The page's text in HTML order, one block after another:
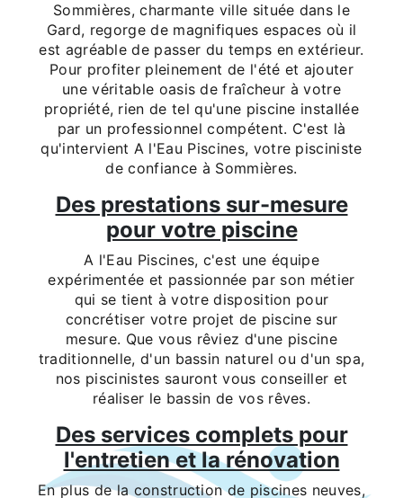
Sommières, charmante ville située dans le
Gard, regorge de magnifiques espaces où il
est agréable de passer du temps en extérieur.
Pour profiter pleinement de l'été et ajouter
une véritable oasis de fraîcheur à votre
propriété, rien de tel qu'une piscine installée
par un professionnel compétent. C'est là
qu'intervient A l'Eau Piscines, votre pisciniste
de confiance à Sommières.
Des prestations sur-mesure
pour votre piscine
A l'Eau Piscines, c'est une équipe
expérimentée et passionnée par son métier
qui se tient à votre disposition pour
concrétiser votre projet de piscine sur
mesure. Que vous rêviez d'une piscine
traditionnelle, d'un bassin naturel ou d'un spa,
nos piscinistes sauront vous conseiller et
réaliser le bassin de vos rêves.
Des services complets pour
l'entretien et la rénovation
En plus de la construction de piscines neuves,